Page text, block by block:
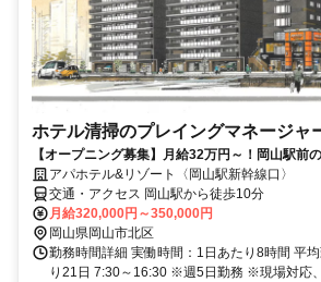
ホテル清掃のプレイングマネージャ
【オープニング募集】月給32万円～！岡山駅前
アパホテル&リゾート〈岡山駅新幹線口〉
交通・アクセス 岡山駅から徒歩10分
月給320,000円～350,000円
岡山県岡山市北区
勤務時間詳細 実働時間：1日あたり8時間 平
り21日 7:30～16:30 ※週5日勤務 ※現場対応